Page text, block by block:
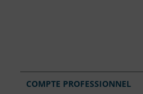
COMPTE PROFESSIONNEL